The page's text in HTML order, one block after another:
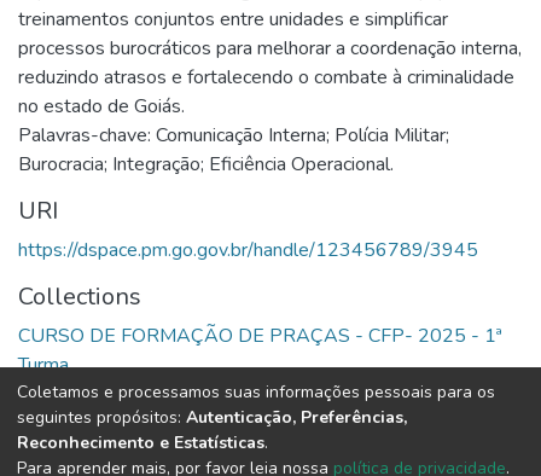
treinamentos conjuntos entre unidades e simplificar
processos burocráticos para melhorar a coordenação interna,
reduzindo atrasos e fortalecendo o combate à criminalidade
no estado de Goiás.
Palavras-chave: Comunicação Interna; Polícia Militar;
Burocracia; Integração; Eficiência Operacional.
URI
https://dspace.pm.go.gov.br/handle/123456789/3945
Collections
CURSO DE FORMAÇÃO DE PRAÇAS - CFP- 2025 - 1ª
Turma
Full item page
Coletamos e processamos suas informações pessoais para os
seguintes propósitos: Autenticação, Preferências,
Reconhecimento e Estatísticas.
Para aprender mais, por favor leia nossa política de privacidade.